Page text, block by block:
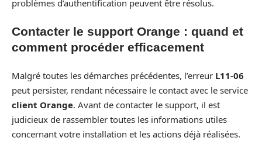
problèmes d’authentification peuvent être résolus.
Contacter le support Orange : quand et
comment procéder efficacement
Malgré toutes les démarches précédentes, l’erreur L11-06
peut persister, rendant nécessaire le contact avec le service
client Orange. Avant de contacter le support, il est
judicieux de rassembler toutes les informations utiles
concernant votre installation et les actions déjà réalisées.